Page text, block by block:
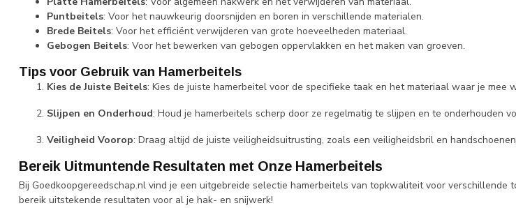
Puntbeitels: Voor het nauwkeurig doorsnijden en boren in verschillende materialen.
Brede Beitels: Voor het efficiënt verwijderen van grote hoeveelheden materiaal.
Gebogen Beitels: Voor het bewerken van gebogen oppervlakken en het maken van groeven.
Tips voor Gebruik van Hamerbeitels
Kies de Juiste Beitels: Kies de juiste hamerbeitel voor de specifieke taak en het materiaal waar je mee
Slijpen en Onderhoud: Houd je hamerbeitels scherp door ze regelmatig te slijpen en te onderhouden
Veiligheid Voorop: Draag altijd de juiste veiligheidsuitrusting, zoals een veiligheidsbril en
Bereik Uitmuntende Resultaten met Onze Hamerbeitels
Bij Goedkoopgereedschap.nl vind je een uitgebreide selectie hamerbeitels van topkwaliteit voor
bereik uitstekende resultaten voor al je hak- en snijwerk!